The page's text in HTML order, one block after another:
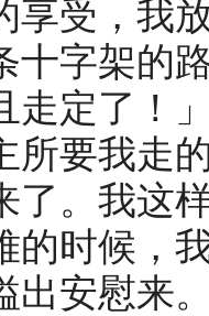
享受，我
十字架的
走定了！
所要我走
了。我这
的时候，
安慰来。